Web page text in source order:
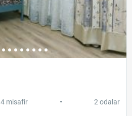
4 misafir • 2 odalar